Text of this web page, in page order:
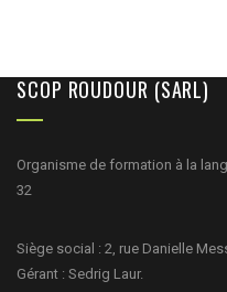
SCOP ROUDOUR (SARL)
Organisme de formation à la
32
Siège social : 2, rue Danielle
Gérant : Sedrig Laur.